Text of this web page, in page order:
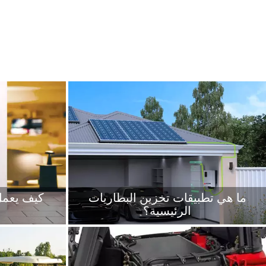
كيف
الضروري
تخزين
ما هي تطبيقات تخزين البطاريات
الرئيسية؟
يعد تخزين الطاقة الجديدة تقنية وبنية تحتية رئيسية
تعمل على تعزيز تطوير واستخدام الطاقة الجديدة
على نطاق واسع، وبناء نظام طاقة جديد،
+ +